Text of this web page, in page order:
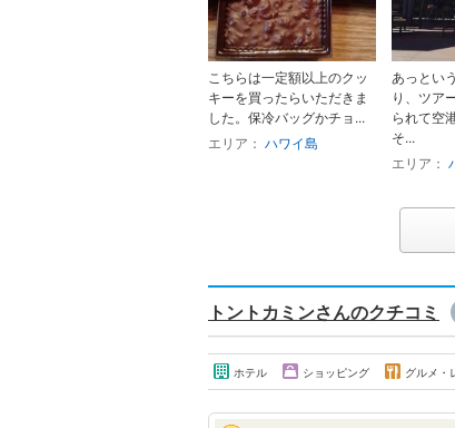
こちらは一定額以上のクッ
キーを買ったらいただきま
した。保冷バッグかチョ...
エリア： ハワイ島
あっとい
り、ツア
られて空
そ...
エリア：
トントカミンさんのクチコミ
ホテル ショッピング グルメ・